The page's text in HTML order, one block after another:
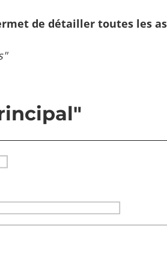
de détailler toutes les